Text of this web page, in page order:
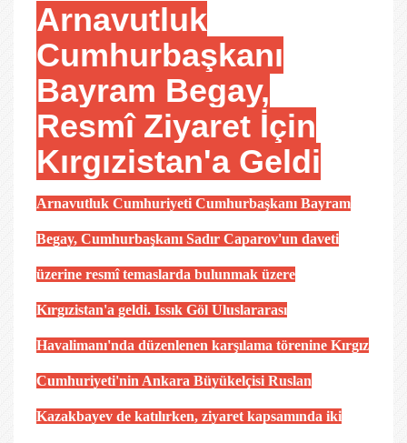
Arnavutluk
Cumhurbaşkanı
Bayram Begay,
Resmî Ziyaret İçin
Kırgızistan'a Geldi
Arnavutluk Cumhuriyeti Cumhurbaşkanı Bayram
Begay, Cumhurbaşkanı Sadır Caparov'un daveti
üzerine resmî temaslarda bulunmak üzere
Kırgızistan'a geldi. Issık Göl Uluslararası
Havalimanı'nda düzenlenen karşılama törenine Kırgız
Cumhuriyeti'nin Ankara Büyükelçisi Ruslan
Kazakbayev de katılırken, ziyaret kapsamında iki